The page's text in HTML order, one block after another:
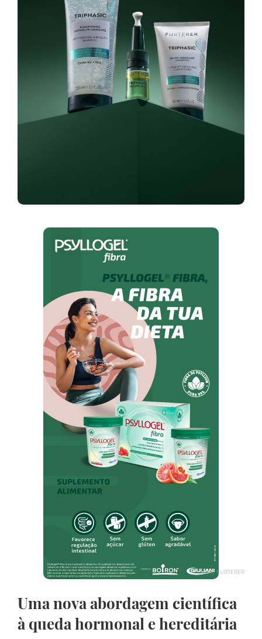
©RENÉ FURTERER
Uma nova abordagem científica
à queda hormonal e hereditária